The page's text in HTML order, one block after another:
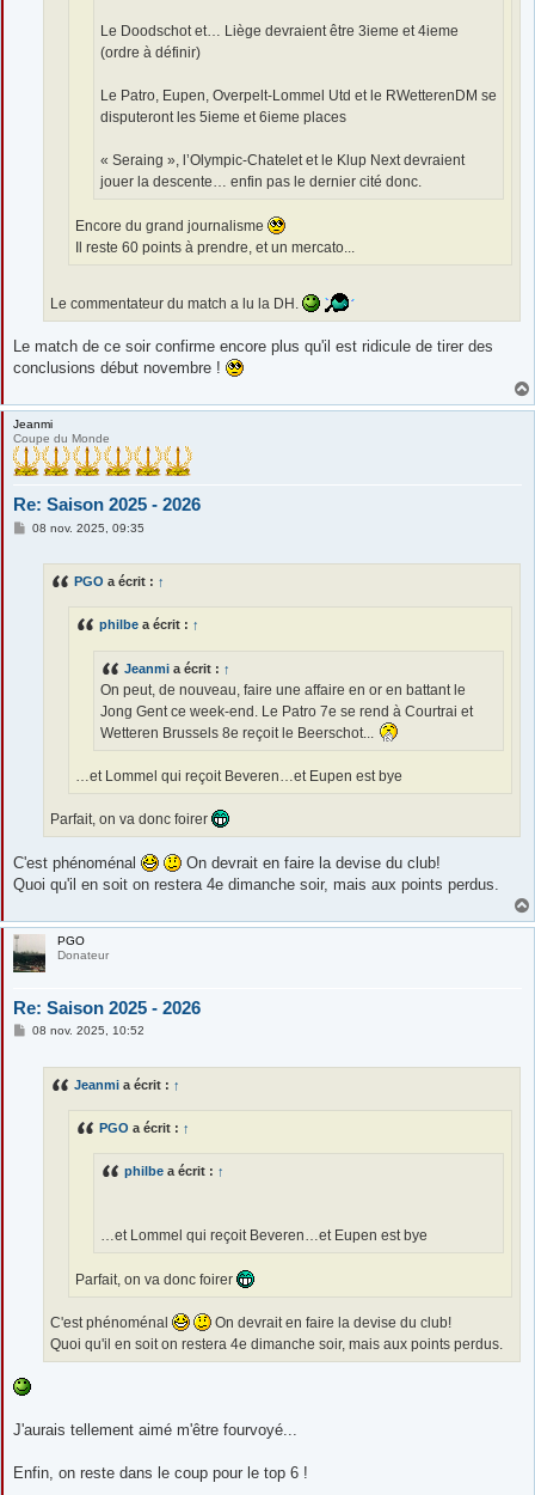
Le Doodschot et… Liège devraient être 3ieme et 4ieme
(ordre à définir)
Le Patro, Eupen, Overpelt-Lommel Utd et le RWetterenDM se
disputeront les 5ieme et 6ieme places
« Seraing », l’Olympic-Chatelet et le Klup Next devraient
jouer la descente… enfin pas le dernier cité donc.
Encore du grand journalisme
Il reste 60 points à prendre, et un mercato...
Le commentateur du match a lu la DH.
Le match de ce soir confirme encore plus qu'il est ridicule de tirer des
conclusions début novembre !
Jeanmi
Coupe du Monde
Re: Saison 2025 - 2026
M08 nov. 2025, 09:35
PGO a écrit : ↑
philbe a écrit : ↑
Jeanmi a écrit : ↑
On peut, de nouveau, faire une affaire en or en battant le
Jong Gent ce week-end. Le Patro 7e se rend à Courtrai et
Wetteren Brussels 8e reçoit le Beerschot...
…et Lommel qui reçoit Beveren…et Eupen est bye
Parfait, on va donc foirer
C'est phénoménal
On devrait en faire la devise du club!
Quoi qu'il en soit on restera 4e dimanche soir, mais aux points perdus.
PGO
Donateur
Re: Saison 2025 - 2026
M08 nov. 2025, 10:52
Jeanmi a écrit : ↑
PGO a écrit : ↑
philbe a écrit : ↑
…et Lommel qui reçoit Beveren…et Eupen est bye
Parfait, on va donc foirer
C'est phénoménal
On devrait en faire la devise du club!
Quoi qu'il en soit on restera 4e dimanche soir, mais aux points perdus.
J'aurais tellement aimé m'être fourvoyé...
Enfin, on reste dans le coup pour le top 6 !